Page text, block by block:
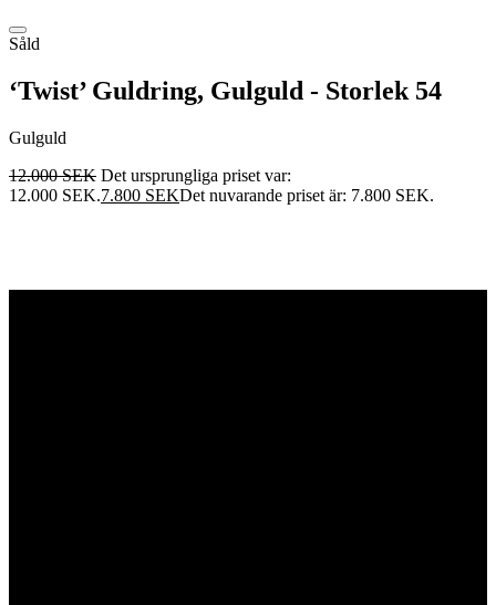
Såld
‘Twist’ Guldring, Gulguld - Storlek 54
Gulguld
12.000SEK Det ursprungliga priset var:
12.000 SEK.7.800 SEKDet nuvarande priset är: 7.800 SEK.